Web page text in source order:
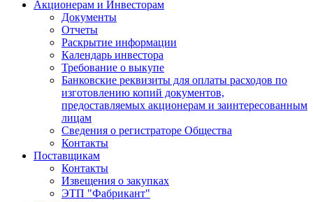
Акционерам и Инвесторам
Документы
Отчеты
Раскрытие информации
Календарь инвестора
Требование о выкупе
Банковские реквизиты для оплаты расходов по
изготовлению копий документов,
предоставляемых акционерам и заинтересованным
лицам
Сведения о регистраторе Общества
Контакты
Поставщикам
Контакты
Извещения о закупках
ЭТП "Фабрикант"